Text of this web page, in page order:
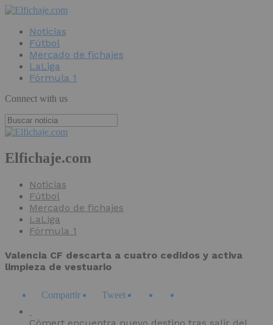
Noticias
Fútbol
Mercado de fichajes
LaLiga
Fórmula 1
Connect with us
Elfichaje.com
Noticias
Fútbol
Mercado de fichajes
LaLiga
Fórmula 1
Valencia CF descarta a cuatro cedidos y activa
limpieza de vestuario
Compartir Tweet